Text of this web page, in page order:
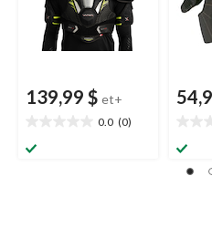
139,99 $ et+
0.0 (0)
étoile(s)
sur